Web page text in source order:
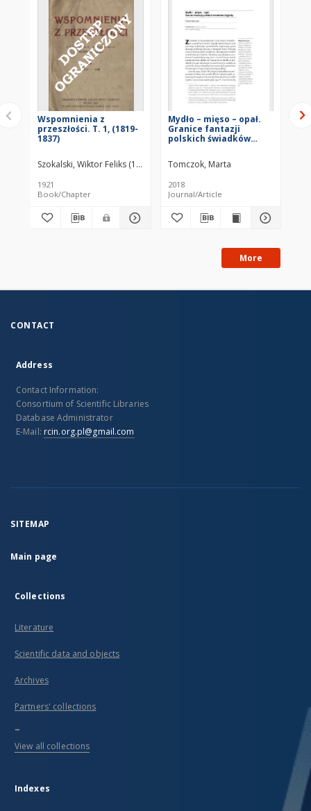
Wspomnienia z
przeszłości. T. 1, (1819-
1837)
Szokalski, Wiktor Feliks (1811–1891)
1921
Book/Chapter
Mydło – mięso – opał.
Granice fantazji
polskich świadków
Tomczok, Marta
2018
Journal/Article
More
CONTACT
Address
Contact Information:
Consortium of Scientific Libraries
Database Administrator
E-Mail: rcin.org.pl@gmail.com
SITEMAP
Main page
Collections
Literature
Scientific data and objects
Archives
Partners' collections
...
View all collections
Indexes